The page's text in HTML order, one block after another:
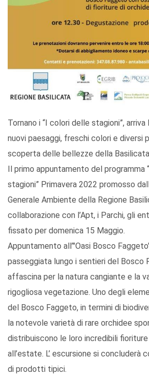
Tornano i “I colori delle stagioni”, arriva
nuovi paesaggi, freschi colori e diversi
scoperta delle bellezze della
Il primo appuntamento del programma
stagioni” Primavera 2022 promosso
Generale Ambiente della Regione
collaborazione con l’Apt, i Parchi, gli
fissato per domenica 15 Maggio.
Appuntamento all’"Oasi Bosco
passeggiata lungo i sentieri del Bosco
affascina per la natura cangiante e la
rigogliosa vegetazione. Uno degli
del Bosco Faggeto, in termini di
la notevole varietà di rare orchidee
distribuiscono le loro incredibili
all’estate. L’ escursione si concluderà
di prodotti tipici.